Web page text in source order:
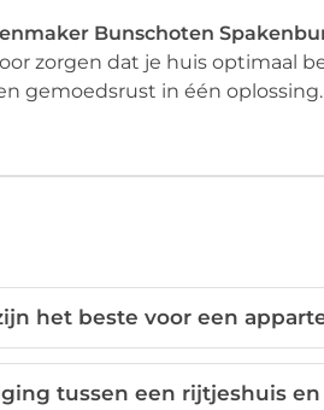
Bunschoten
zorgen dat je huis optimaal
gemoedsrust in één oplossing.
het beste voor een
tussen een rijtjeshuis